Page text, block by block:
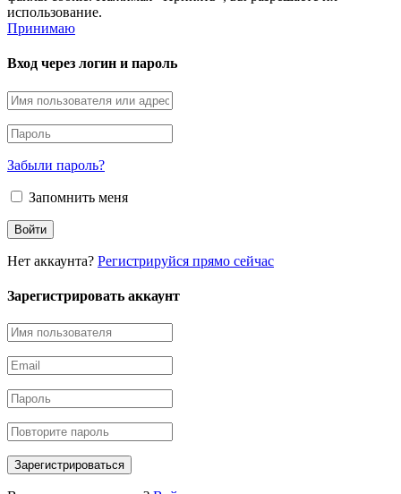
использование.
Принимаю
Вход через логин и пароль
Забыли пароль?
Запомнить меня
Нет аккаунта? Регистрируйся прямо сейчас
Зарегистрировать аккаунт